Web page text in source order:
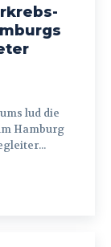
Hamburg